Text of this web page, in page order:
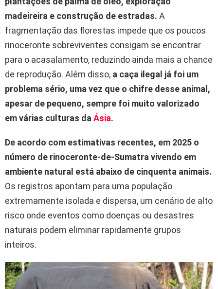
madeireira e construção de estradas. A
fragmentação das florestas impede que os poucos
rinoceronte sobreviventes consigam se encontrar
para o acasalamento, reduzindo ainda mais a chance
de reprodução. Além disso, a caça ilegal já foi um
problema sério, uma vez que o chifre desse animal,
apesar de pequeno, sempre foi muito valorizado
em várias culturas da Ásia.
De acordo com estimativas recentes, em 2025 o
número de rinoceronte-de-Sumatra vivendo em
ambiente natural está abaixo de cinquenta animais.
Os registros apontam para uma população
extremamente isolada e dispersa, um cenário de alto
risco onde eventos como doenças ou desastres
naturais podem eliminar rapidamente grupos
inteiros.